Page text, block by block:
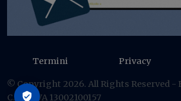
Termini Privacy
© Copyright 2026. All Rights Reserved -
C.F./P IVA 13002100157